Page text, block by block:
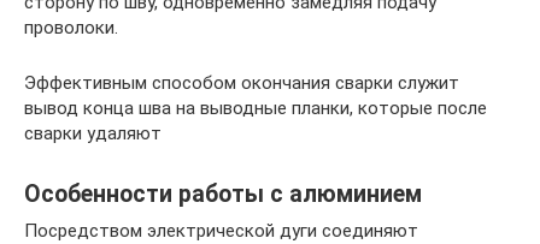
проволоки.
Эффективным способом окончания сварки служит
вывод конца шва на выводные планки, которые после
сварки удаляют
Особенности работы с алюминием
Посредством электрической дуги соединяют